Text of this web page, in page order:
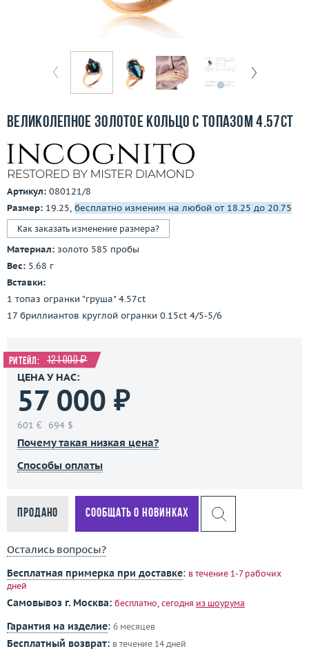
Бесплатная доставка
О компании
3D-тур по шоуруму
Заказать звонок
Великолепное золотое кольцо с топазом 4.57ct
Артикул: 080121/8
Размер: 19.25, бесплатно изменим на любой от 18.25 до 20.75
Как заказать изменение размера?
Материал: золото 585 пробы
Вес: 5.68 г
Вставки:
1 топаз огранки "груша" 4.57ct
17 бриллиантов круглой огранки 0.15ct 4/5-5/6
Ритейл: 121 000 ₽
ЦЕНА У НАС:
57 000 ₽
601 € 694 $
Почему такая низкая цена?
Способы оплаты
Продано Сообщать о новинках
Остались вопросы?
Бесплатная примерка при доставке: в течение 1-7 рабочих
дней
Самовывоз г. Москва: бесплатно, сегодня из шоурума
Гарантия на изделие: 6 месяцев
Бесплатный возврат: в течение 14 дней